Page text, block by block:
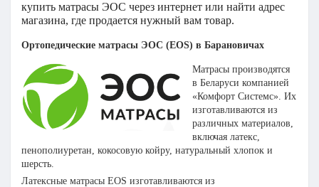
купить матрасы ЭОС через интернет или найти адрес
магазина, где продается нужный вам товар.
Ортопедические матрасы ЭОС (EOS) в Барановичах
Матрасы производятся
в Беларуси компанией
«Комфорт Системс». Их
изготавливаются из
различных материалов,
включая латекс,
пенополиуретан, кокосовую койру, натуральный хлопок и
шерсть.
Латексные матрасы EOS изготавливаются из